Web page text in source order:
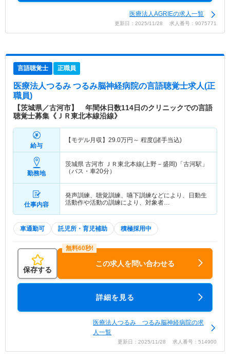
医療法人AGRIEの求人一覧
更新日：2025/11/28 求人番号：9075771
言語聴覚士 正職員
医療法人つるみ つるみ脳神経病院の言語聴覚士求人(正
職員)
【茨城県／古河市】 年間休日数114日のクリニックでの言語
聴覚士募集《ＪＲ東北本線沿線》
給与
【モデル月収】 29.0万円～ 程度(諸手当込)
勤務地
茨城県 古河市 ＪＲ東北本線(上野－盛岡)「古河駅」
（バス・車20分）
仕事内容
発声訓練、聴覚訓練、嚥下訓練などにより、日動生
活動作や活動の訓練により、対象者…
車通勤可 託児所・育児補助 積極採用中
保存する
この求人を問い合わせる
詳細を見る
医療法人つるみ つるみ脳神経病院の求
人一覧
更新日：2025/11/28 求人番号：514900